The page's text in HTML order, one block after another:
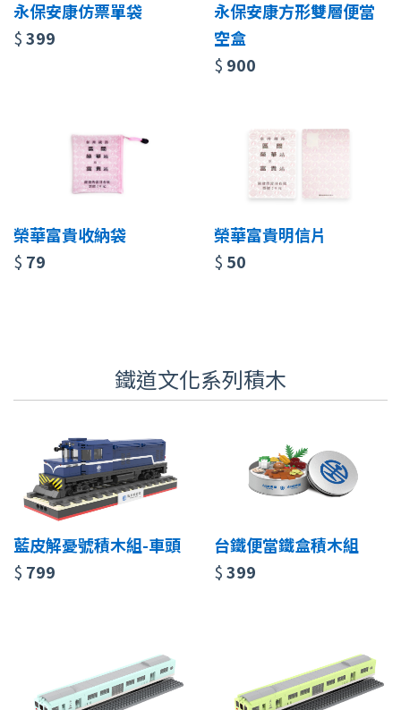
永保安康仿票單袋
$399
永保安康方形雙層便當
空盒
$ 900
榮華富貴收納袋
$ 79
榮華富貴明信片
$ 50
鐵道文化系列積木
藍皮解憂號積木組-車頭
$ 799
台鐵便當鐵盒積木組
$399